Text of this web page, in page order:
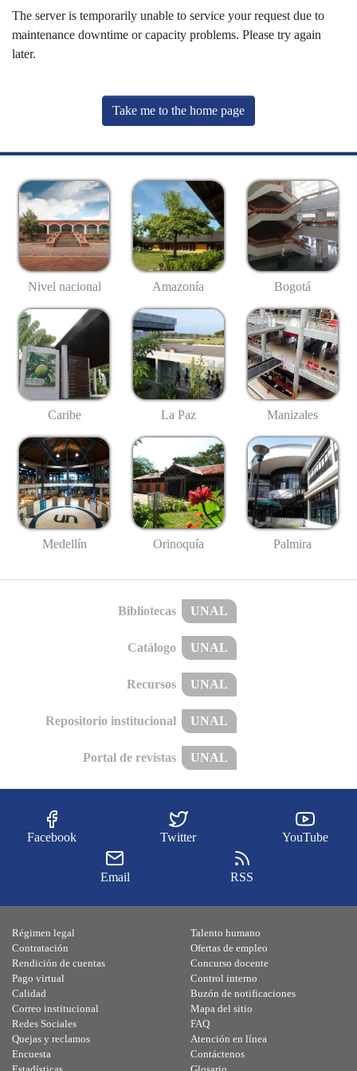
The server is temporarily unable to service your request due to
maintenance downtime or capacity problems. Please try again
later.
Take me to the home page
Nivel nacional Amazonía Bogotá
Caribe La Paz Manizales
Medellín Orinoquía Palmira
Bibliotecas UNAL
Catálogo UNAL
Recursos UNAL
Repositorio institucional UNAL
Portal de revistas UNAL
Facebook Twitter YouTube
Email RSS
Régimen legal
Contratación
Rendición de cuentas
Pago virtual
Calidad
Talento humano
Ofertas de empleo
Concurso docente
Control interno
Buzón de notificaciones
Correo institucional
Redes Sociales
Quejas y reclamos
Encuesta
Mapa del sitio
FAQ
Atención en línea
Contáctenos